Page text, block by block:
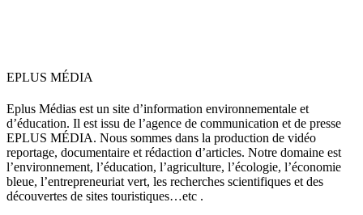
EPLUS MÉDIA
Eplus Médias est un site d’information environnementale et
d’éducation. Il est issu de l’agence de communication et de presse
EPLUS MÉDIA. Nous sommes dans la production de vidéo
reportage, documentaire et rédaction d’articles. Notre domaine est
l’environnement, l’éducation, l’agriculture, l’écologie, l’économie
bleue, l’entrepreneuriat vert, les recherches scientifiques et des
découvertes de sites touristiques…etc .